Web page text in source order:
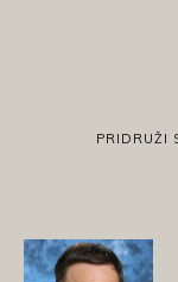
PRIDRUŽI